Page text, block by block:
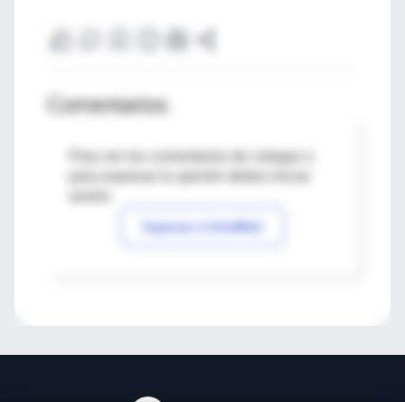
Comentarios
Para ver los comentarios de colegas o
Ingresar a IntraMed